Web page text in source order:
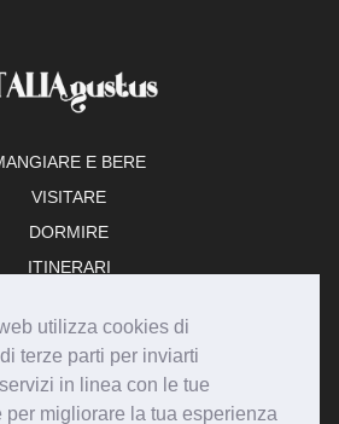
utilizza cookies di
terze parti per inviarti
in linea con le tue
per migliorare la tua esperienza
E BERE
VISITARE
DORMIRE
ITINERARI
ADERISCI